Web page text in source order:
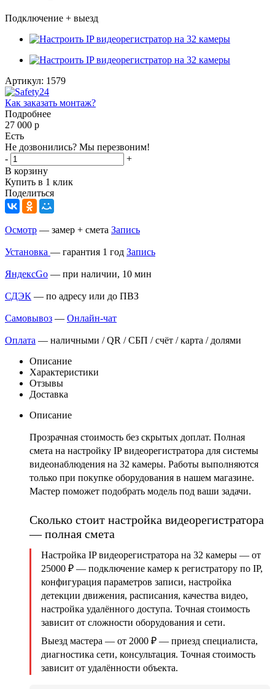
Подключение + выезд
Артикул: 1579
Как заказать монтаж?
Подробнее
27 000 р
Есть
Не дозвонились? Мы перезвоним!
-
+
В корзину
Купить в 1 клик
Поделиться
Осмотр — замер + смета Запись
Установка — гарантия 1 год Запись
ЯндексGo — при наличии, 10 мин
СДЭК — по адресу или до ПВЗ
Самовывоз — Онлайн-чат
Оплата — наличными / QR / СБП / счёт / карта / долями
Описание
Характеристики
Отзывы
Доставка
Описание
Прозрачная стоимость без скрытых доплат. Полная
смета на настройку IP видеорегистратора для системы
видеонаблюдения на 32 камеры. Работы выполняются
только при покупке оборудования в нашем магазине.
Мастер поможет подобрать модель под ваши задачи.
Сколько стоит настройка видеорегистратора
— полная смета
Настройка IP видеорегистратора на 32 камеры — от
25000 ₽ — подключение камер к регистратору по IP,
конфигурация параметров записи, настройка
детекции движения, расписания, качества видео,
настройка удалённого доступа. Точная стоимость
зависит от сложности оборудования и сети.
Выезд мастера — от 2000 ₽ — приезд специалиста,
диагностика сети, консультация. Точная стоимость
зависит от удалённости объекта.